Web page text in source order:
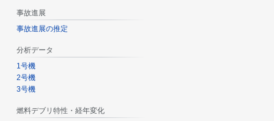
事故進展
事故進展の推定
分析データ
1号機
2号機
3号機
燃料デブリ特性・経年変化